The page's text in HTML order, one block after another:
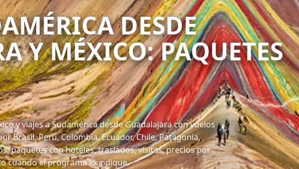
DESDE
Y MÉXICO: PAQUETES
y viajes a Sudamérica desde Guadalajara con vuelos
Brasil, Perú, Colombia, Ecuador, Chile, Patagonia,
paquetes con hoteles, traslados, visitas, precios por
cuando el programa lo indique.